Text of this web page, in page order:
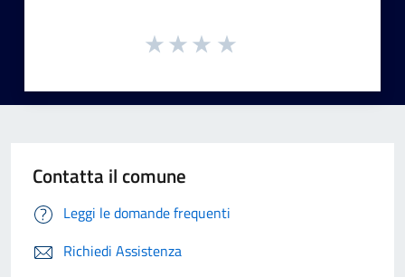
Contatta il comune
Leggi le domande frequenti
Richiedi Assistenza